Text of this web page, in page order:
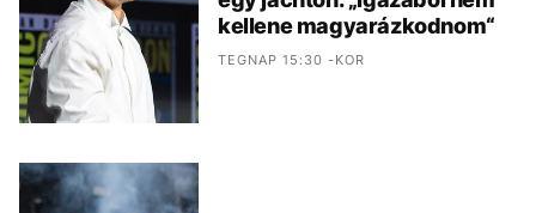
kellene magyarázkodnom“
TEGNAP 15:30 -KOR